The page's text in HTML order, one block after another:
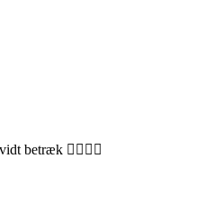
betræk 👌🏻👌🏻